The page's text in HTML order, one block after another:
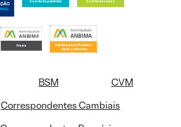
BSM
CVM
Correspondentes Cambiais